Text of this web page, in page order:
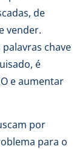
de
vender.
chave
é
e aumentar
por
para o